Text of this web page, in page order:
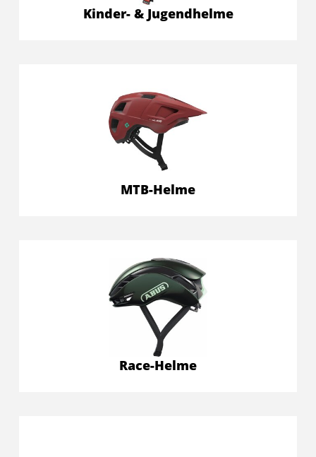
Kinder- & Jugendhelme
MTB-Helme
Race-Helme